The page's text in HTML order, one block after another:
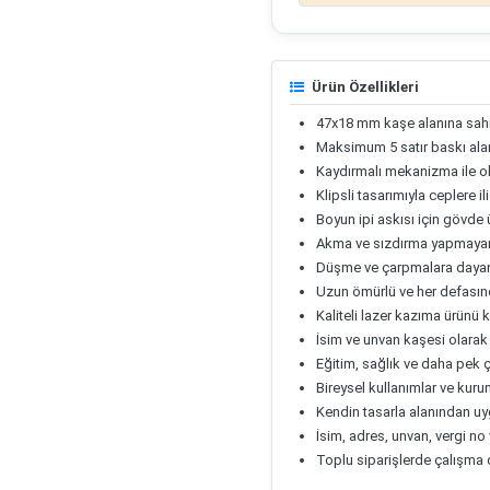
Ürün Özellikleri
47x18 mm kaşe alanına
Maksimum 5 satır baskı
Kaydırmalı mekanizma ile
Klipsli tasarımıyla ceplere
Boyun ipi askısı için
Akma ve sızdırma
Düşme ve çarpmalara
Uzun ömürlü ve her
Kaliteli lazer kazıma ürünü
İsim ve unvan kaşesi
Eğitim, sağlık ve daha
Bireysel kullanımlar ve
Kendin tasarla alanından
İsim, adres, unvan, vergi
Toplu siparişlerde çalışma